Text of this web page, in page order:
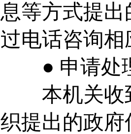
息等方式提
过电话咨询
● 申请处
本机关收
织提出的政